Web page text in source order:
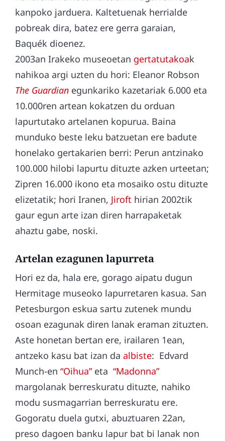
kanpoko jarduera. Kaltetuenak herrialde
pobreak dira, batez ere gerra garaian,
Baquék dioenez.
2003an Irakeko museoetan gertatutakoak
nahikoa argi uzten du hori: Eleanor Robson
The Guardian egunkariko kazetariak 6.000 eta
10.000ren artean kokatzen du orduan
lapurtutako artelanen kopurua. Baina
munduko beste leku batzuetan ere badute
honelako gertakarien berri: Perun antzinako
100.000 hilobi lapurtu dituzte azken urteetan;
Zipren 16.000 ikono eta mosaiko ostu dituzte
elizetatik; hori Iranen, Jiroft hirian 2002tik
gaur egun arte izan diren harrapaketak
ahaztu gabe, noski.
Artelan ezagunen lapurreta
Hori ez da, hala ere, gorago aipatu dugun
Hermitage museoko lapurretaren kasua. San
Petesburgon eskua sartu zutenek mundu
osoan ezagunak diren lanak eraman zituzten.
Aste honetan bertan ere, irailaren 1ean,
antzeko kasu bat izan da albiste: Edvard
Munch-en “Oihua”eta “Madonna”
margolanak berreskuratu dituzte, nahiko
modu susmagarrian berreskuratu ere.
Gogoratu duela gutxi, abuztuaren 22an,
preso dagoen banku lapur bat bi lanak non